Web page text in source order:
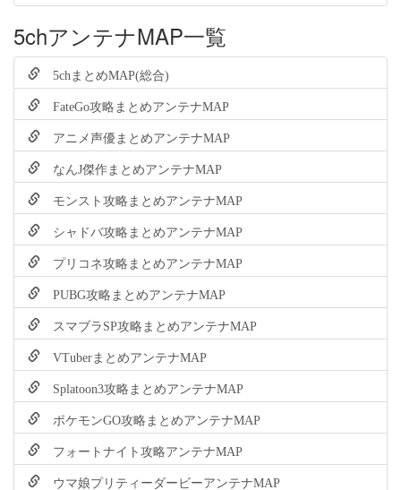
5chアンテナMAP一覧
5chまとめMAP(総合)
FateGo攻略まとめアンテナMAP
アニメ声優まとめアンテナMAP
なんJ傑作まとめアンテナMAP
モンスト攻略まとめアンテナMAP
シャドバ攻略まとめアンテナMAP
プリコネ攻略まとめアンテナMAP
PUBG攻略まとめアンテナMAP
スマブラSP攻略まとめアンテナMAP
VTuberまとめアンテナMAP
Splatoon3攻略まとめアンテナMAP
ポケモンGO攻略まとめアンテナMAP
フォートナイト攻略アンテナMAP
ウマ娘プリティーダービーアンテナMAP